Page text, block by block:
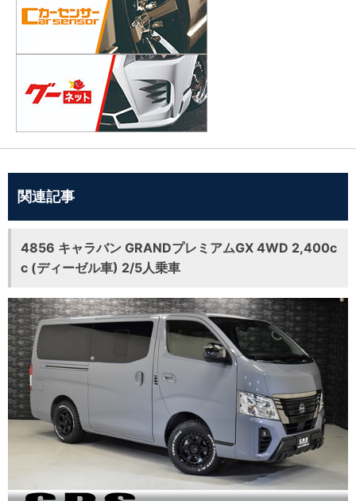
関連記事
4856 キャラバン GRANDプレミアムGX 4WD 2,400c
c (ディーゼル車) 2/5人乗車